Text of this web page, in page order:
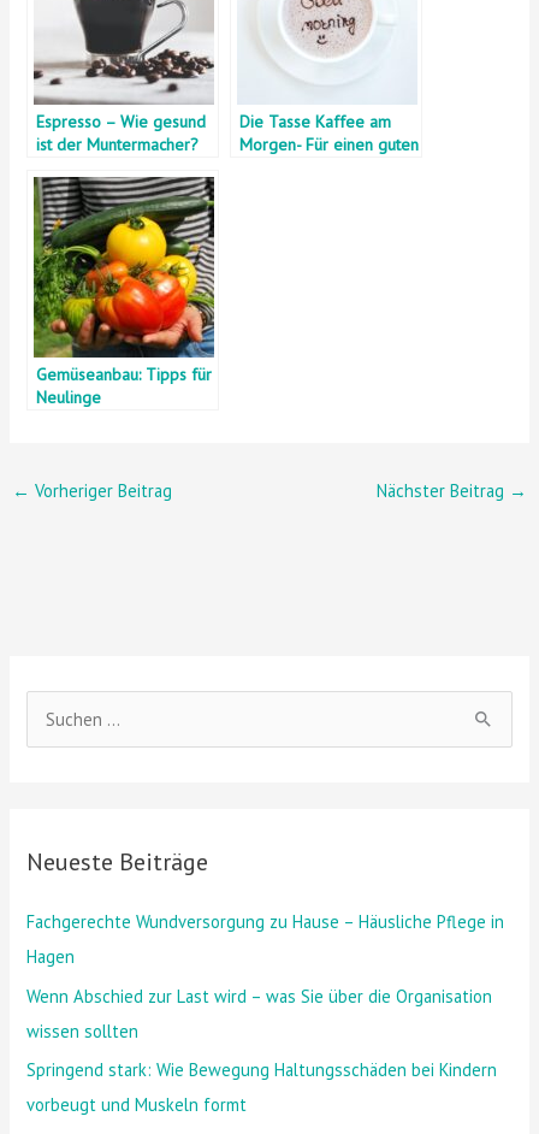
Espresso – Wie gesund
ist der Muntermacher?
Die Tasse Kaffee am
Morgen- Für einen guten
Gemüseanbau: Tipps für
Neulinge
← Vorheriger Beitrag Nächster Beitrag →
e
n
a
c
h
:
Neueste Beiträge
Fachgerechte Wundversorgung zu Hause – Häusliche Pflege in
Hagen
Wenn Abschied zur Last wird – was Sie über die Organisation
wissen sollten
Springend stark: Wie Bewegung Haltungsschäden bei Kindern
vorbeugt und Muskeln formt